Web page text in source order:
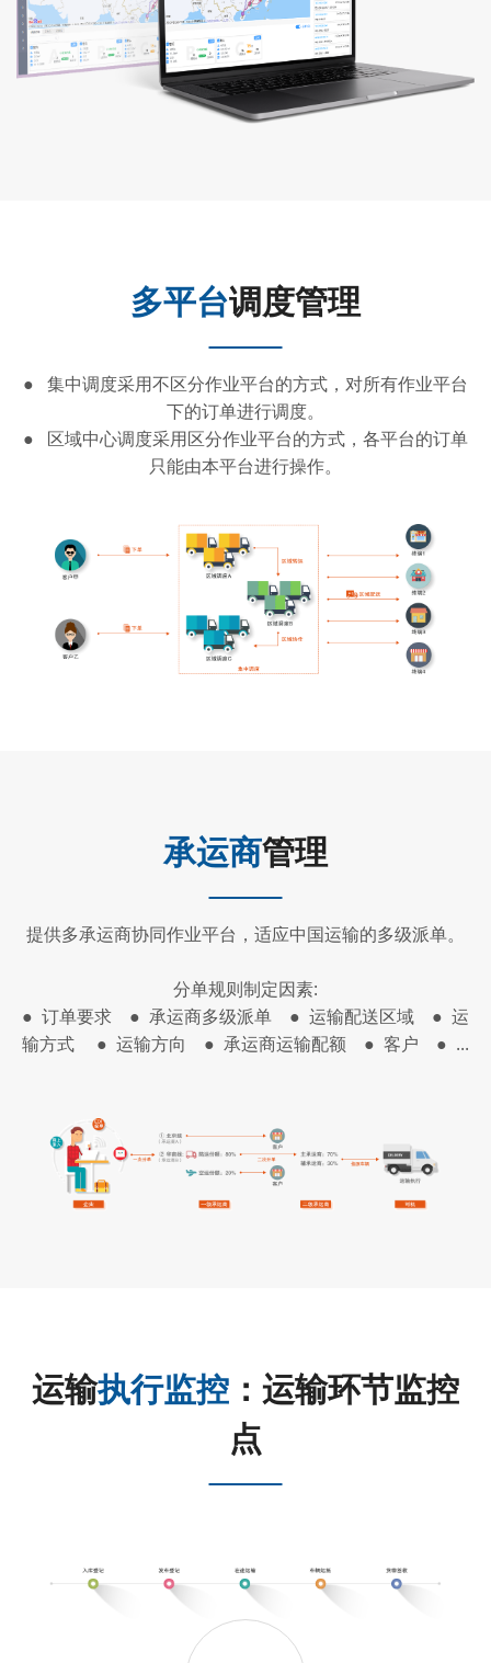
多平台调度管理
● 集中调度采用不区分作业平台的方式，对所有作业平台
下的订单进行调度。
● 区域中心调度采用区分作业平台的方式，各平台的订单
只能由本平台进行操作。
承运商管理
提供多承运商协同作业平台，适应中国运输的多级派单。
分单规则制定因素:
● 订单要求 ● 承运商多级派单 ● 运输配送区域 ● 运
输方式 ● 运输方向 ● 承运商运输配额 ● 客户 ● ...
运输执行监控 ：运输环节监控
点